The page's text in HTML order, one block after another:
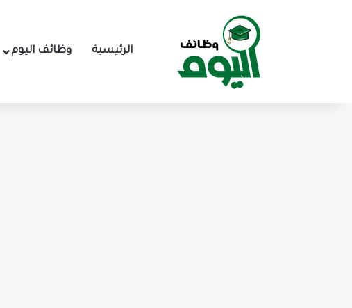
الرئيسية وظائف اليوم